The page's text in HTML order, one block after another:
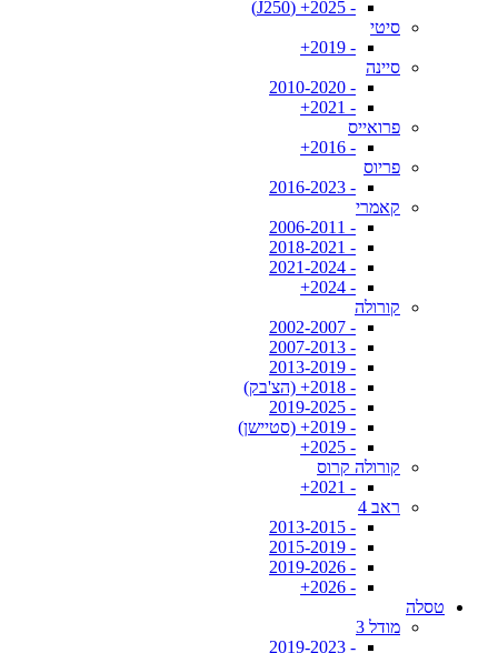
- 2025+ (J250)
סיטי
- 2019+
סיינה
- 2010-2020
- 2021+
פרואייס
- 2016+
פריוס
- 2016-2023
קאמרי
- 2006-2011
- 2018-2021
- 2021-2024
- 2024+
קורולה
- 2002-2007
- 2007-2013
- 2013-2019
- 2018+ (הצ'בק)
- 2019-2025
- 2019+ (סטיישן)
- 2025+
קורולה קרוס
- 2021+
ראב 4
- 2013-2015
- 2015-2019
- 2019-2026
- 2026+
טסלה
מודל 3
- 2019-2023